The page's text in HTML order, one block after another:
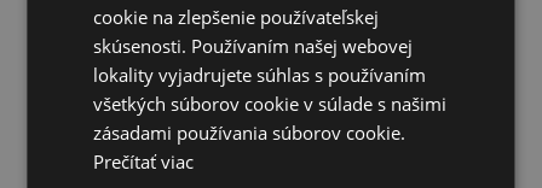
PRIDAŤ DO KOŠÍKA
cookie na zlepšenie používateľskej
skúsenosti. Používaním našej webovej
lokality vyjadrujete súhlas s používaním
všetkých súborov cookie v súlade s našimi
zásadami používania súborov cookie.
Prečítať viac